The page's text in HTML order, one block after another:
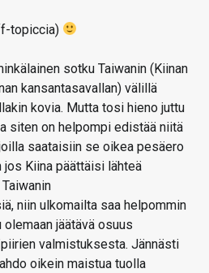
topiccia)
sotku Taiwanin (Kiinan
kansantasavallan) välillä
kovia. Mutta tosi hieno juttu
siten on helpompi edistää niitä
saataisiin se oikea pesäero
jos Kiina päättäisi lähteä
niin ulkomailta saa helpommin
jäätävä osuus
valmistuksesta. Jännästi
oikein maistua tuolla